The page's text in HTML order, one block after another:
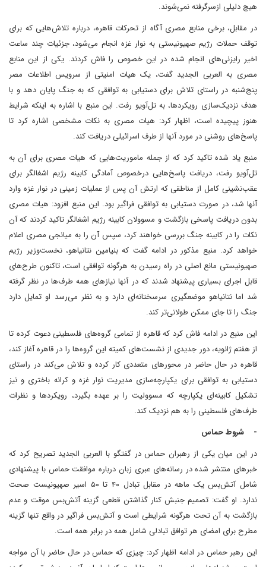
هیچ دلیلی ازسرگرفته نمی‌شوند.
در مقابل، برخی منابع مصری آگاه از تحرکات قاهره، درباره تلاش‌هایی که برای
توقف حملات رژیم صهیونیستی به نوار غزه انجام می‌شود، جزئیات چند ساعت
اخیر رایزنی‌های انجام شده در این خصوص را فاش کردند. یکی از این منابع
مصری به العربی الجدید گفت، یک هیات امنیتی از سرویس اطلاعات مصر
پنج‌شنبه در راستای تلاش برای دستیابی به توافقی که به جنگ پایان دهد و با
هدف نزدیک‌سازی رویکردها، به تل‌آویو رفت. این منبع با اشاره به اینکه شرایط
هنوز پیچیده است، اظهار کرد: هیات مصری به نکات مشخصی اشاره کرد تا
پاسخ‌های روشنی در مورد آنها از طرف اسرائیلی دریافت کند.
منبع یاد شده تاکید کرد که از جمله ماموریت‌هایی که هیات مصری برای آن به
تل‌آویو رفت، دریافت پاسخ‌هایی درخصوص آمادگی کابینه رژیم اشغالگر برای
عقب‌نشینی کامل از مناطقی که ارتش آن پس از عملیات زمینی در نوار غزه وارد
آنها شد، در صورت دستیابی به توافقی فراگیر بود. این منبع افزود: هیات مصری
بدون دریافت پاسخی بازگشت و مسوولان کابینه رژیم اشغالگر تاکید کردند که آن
نکات را در کابینه جنگ بررسی خواهند کرد، سپس آن را به میانجی مصری اعلام
خواهد کرد. منبع مذکور در ادامه گفت که بنیامین نتانیاهو، نخست‌وزیر رژیم
صهیونیستی مانع اصلی در راه رسیدن به هرگونه توافقی است، تاکنون طرح‌های
قابل اجرای بسیاری پیشنهاد شدند که در آنها نیازهای همه طرف‌ها در نظر گرفته
شد اما نتانیاهو موضعگیری سرسختانه‌ای دارد و به نظر می‌رسد او تمایل دارد
جنگ را تا جای ممکن طولانی‌تر کند.
این منبع در ادامه فاش کرد که قاهره از تمامی گروه‌های فلسطینی دعوت کرده تا
از هفتم ژانویه، دور جدیدی از نشست‌های کمیته این گروه‌ها را در قاهره آغاز کند،
قاهره در حال حاضر در محورهای متعددی کار کرده و تلاش می‌کند در راستای
دستیابی به توافقی برای یکپارچه‌سازی مدیریت نوار غزه و کرانه باختری و نیز
تشکیل کابینه‌ای یکپارچه که مسوولیت را بر عهده بگیرد، رویکردها و نظرات
طرف‌های فلسطینی را به هم نزدیک کند.
- شروط حماس
در این میان یکی از رهبران حماس در گفتگو با العربی الجدید تصریح کرد که
خبرهای منتشر شده در رسانه‌های عبری زبان درباره موافقت حماس با پیشنهادی
شامل آتش‌بس یک ماهه در مقابل تبادل ۴۰ تا ۵۰ اسیر صهیونیست صحت
ندارد. او گفت: تصمیم جنبش کنار گذاشتن قطعی گزینه آتش‌بس موقت و عدم
بازگشت به آن تحت هرگونه شرایطی است و آتش‌بس فراگیر در واقع تنها گزینه
مطرح برای امضای هر توافق تبادلی شامل همه در برابر همه است.
این رهبر حماس در ادامه اظهار کرد: چیزی که حماس در حال حاضر با آن مواجه